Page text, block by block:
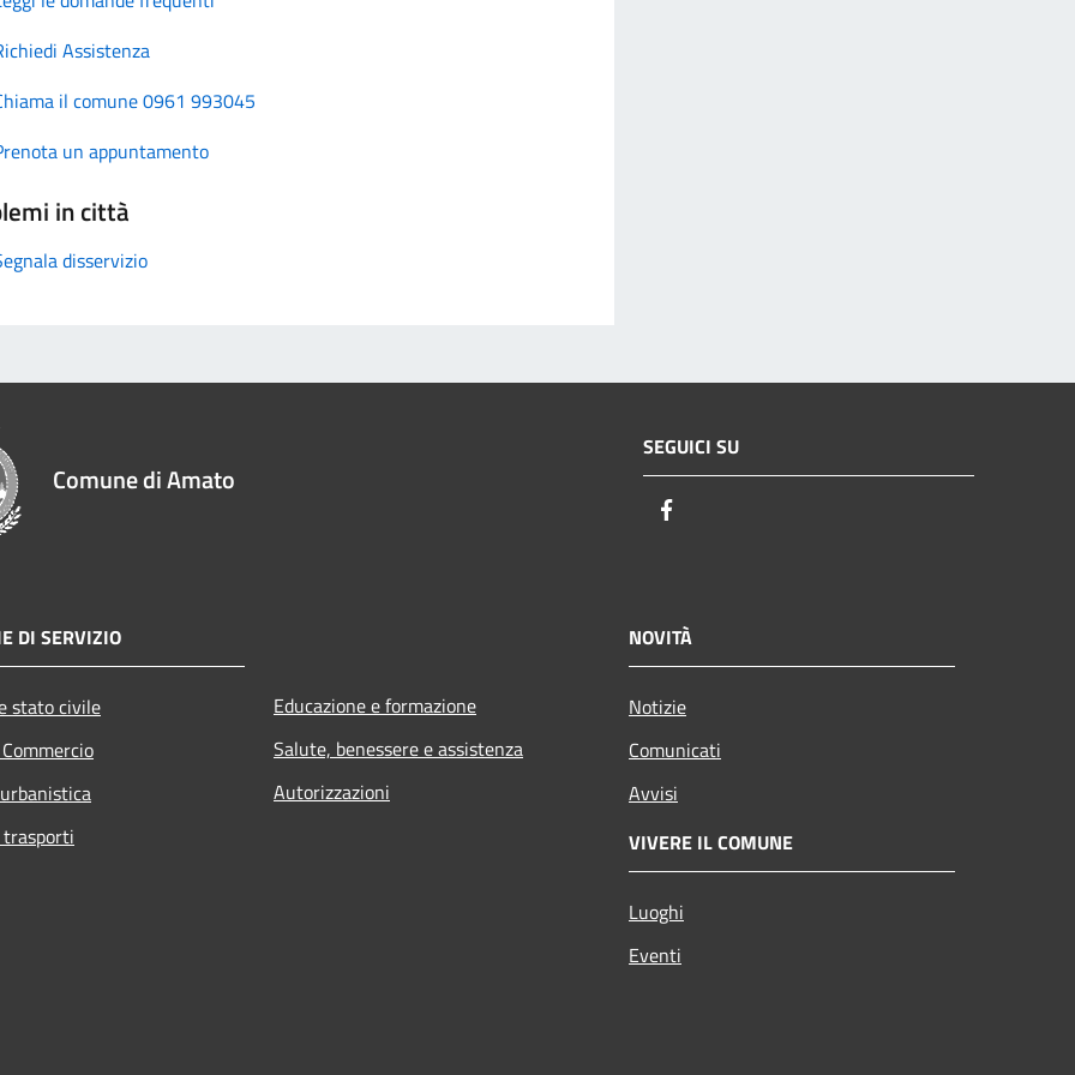
Assistenza
il comune 0961 993045
un appuntamento
in città
disservizio
Comune di Amato
SEGUICI SU
DI SERVIZIO
stato civile
Educazione e formazione
Salute, benessere e assistenza
Autorizzazioni
NOVITÀ
Notizie
Comunicati
Avvisi
VIVERE IL COMUNE
Luoghi
Eventi